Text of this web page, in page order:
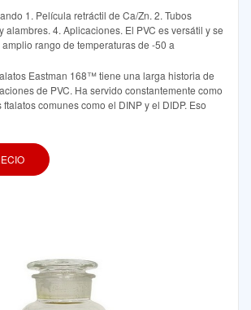
1. Película retráctil de Ca/Zn. 2. Tubos
alambres. 4. Aplicaciones. El PVC es versátil y se
rango de temperaturas de -50 a
Eastman 168™ tiene una larga historia de
de PVC. Ha servido constantemente como
comunes como el DINP y el DIDP. Eso